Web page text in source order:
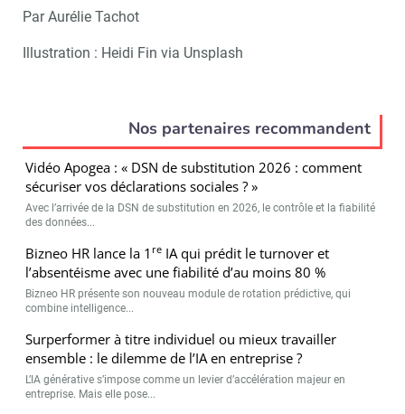
Par Aurélie Tachot
Illustration : Heidi Fin via Unsplash
Nos partenaires recommandent
Vidéo Apogea : « DSN de substitution 2026 : comment
sécuriser vos déclarations sociales ? »
Avec l’arrivée de la DSN de substitution en 2026, le contrôle et la fiabilité
des données...
Bizneo HR lance la 1 re IA qui prédit le turnover et
l’absentéisme avec une fiabilité d’au moins 80 %
Bizneo HR présente son nouveau module de rotation prédictive, qui
combine intelligence...
Surperformer à titre individuel ou mieux travailler
ensemble : le dilemme de l’IA en entreprise ?
L’IA générative s’impose comme un levier d’accélération majeur en
entreprise. Mais elle pose...